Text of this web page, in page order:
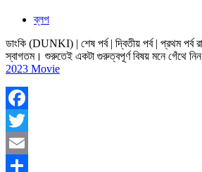
ব্লগ
ডাংকি (DUNKI) | শেষ পর্ব | দ্বিতীয় পর্ব | প্রথম পর্ব
স্বাগতম। শুরুতেই একটা গুরুত্বপূর্ণ বিষয় মনে গেঁথে
2023 Movie
Facebook
Twitter
Email